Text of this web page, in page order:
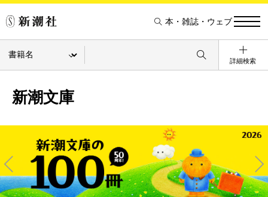
本・雑誌・ウェブ
詳細検索
新潮文庫
Pre
Ne